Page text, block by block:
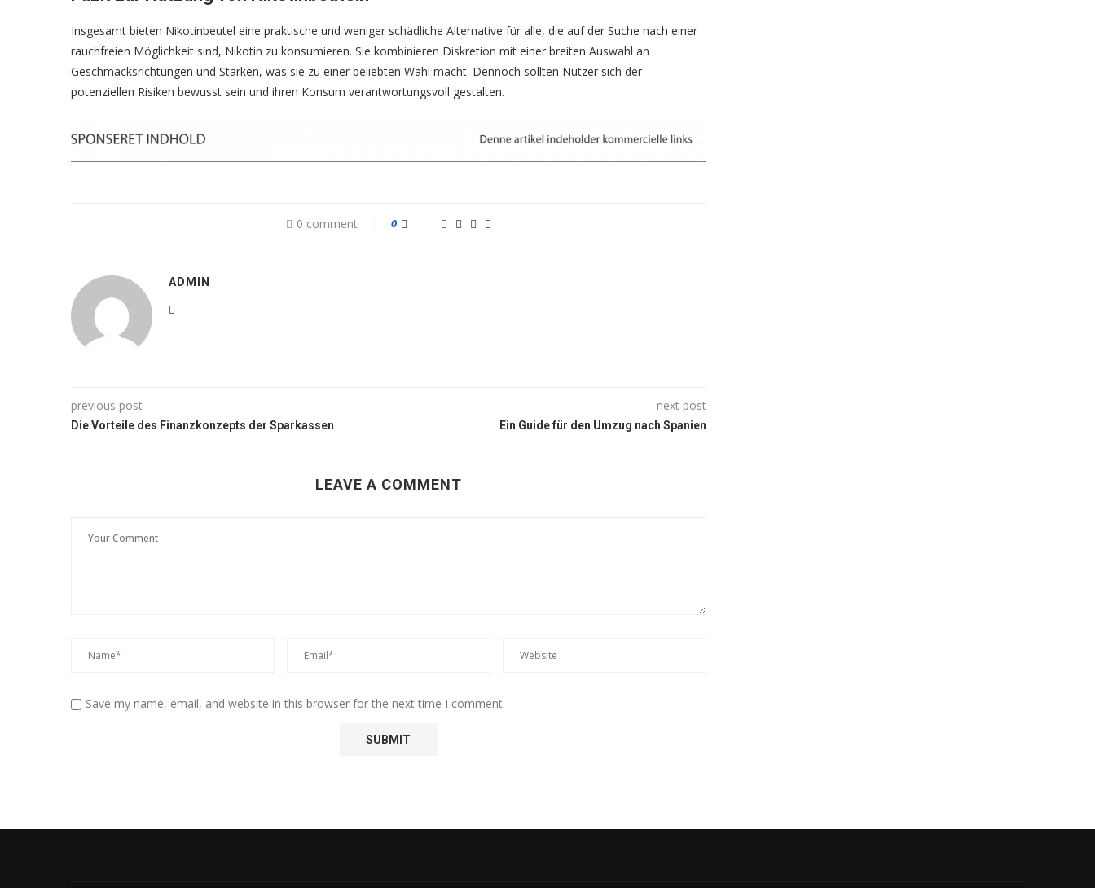
Insgesamt bieten Nikotinbeutel eine praktische und weniger schädliche Alternative für alle, die auf der Suche nach einer
rauchfreien Möglichkeit sind, Nikotin zu konsumieren. Sie kombinieren Diskretion mit einer breiten Auswahl an
Geschmacksrichtungen und Stärken, was sie zu einer beliebten Wahl macht. Dennoch sollten Nutzer sich der
potenziellen Risiken bewusst sein und ihren Konsum verantwortungsvoll gestalten.
0 comment 0
ADMIN
previous post
Die Vorteile des Finanzkonzepts der Sparkassen
next post
Ein Guide für den Umzug nach Spanien
LEAVE A COMMENT
Save my name, email, and website in this browser for the next time I comment.